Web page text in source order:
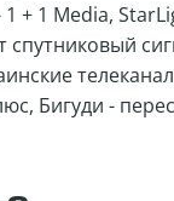
+ 1 Media,
Бигуди -